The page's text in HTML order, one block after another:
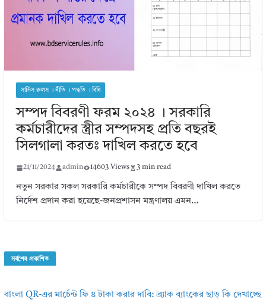
সার্ভিস রুলস । নীতি । পদ্ধতি । বিধি
সম্পদ বিবরণী ফরম ২০২৪ । সরকারি
কর্মচারীদের স্ত্রীর সম্পদসহ প্রতি বছরই
সিলগালা করতঃ দাখিল করতে হবে
21/11/2024 admin 14603 Views 3 min read
নতুন সরকার সকল সরকারি কর্মচারীকে সম্পদ বিবরণী দাখিল করতে
নির্দেশ প্রদান করা হয়েছে-জনপ্রশাসন মন্ত্রণালয় এমন…
সর্বশেষ প্রকাশিত
বাংলা QR-এর মার্চেন্ট ফি ৪ টাকা করার দাবি: ব্র্যাক ব্যাংকের ছাড় কি দেখাচ্ছে